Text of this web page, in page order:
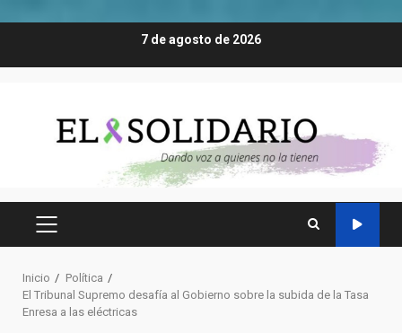
7 de agosto de 2026
MENÚ
Inicio
Política
El Tribunal Supremo desafía al Gobierno sobre la subida de la Tasa
Enresa a las eléctricas